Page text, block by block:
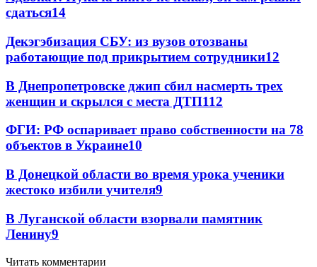
сдаться14
Декэгэбизация СБУ: из вузов отозваны
работающие под прикрытием сотрудники12
В Днепропетровске джип сбил насмерть трех
женщин и скрылся с места ДТП112
ФГИ: РФ оспаривает право собственности на 78
объектов в Украине10
В Донецкой области во время урока ученики
жестоко избили учителя9
В Луганской области взорвали памятник
Ленину9
Читать комментарии